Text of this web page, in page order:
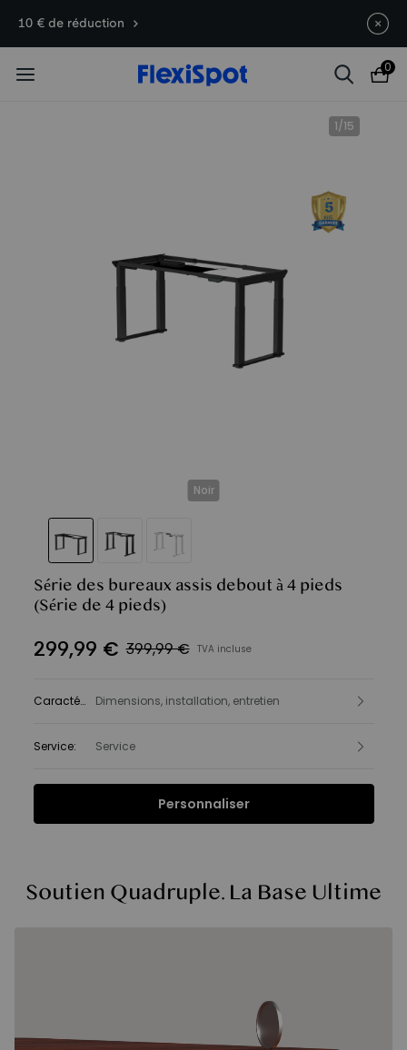
Offre flash : -8 % — Offre valable pour
une durée limitée !
0
1/15
Noir
Série des bureaux assis debout à 4 pieds
(Série de 4 pieds)
299,99 € 399,99 € TVA incluse
Caractéristiques :
Dimensions, installation, entretien
Service: Service
Personnaliser
Soutien Quadruple. La Base Ultime
10 € de réduction